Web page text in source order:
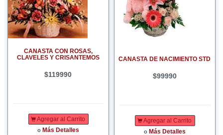
CANASTA CON ROSAS,
CLAVELES Y CRISANTEMOS
$119990
Agregar al Carrito
o Más Detalles
CANASTA DE NACIMIENTO STD
$99990
Agregar al Carrito
o Más Detalles